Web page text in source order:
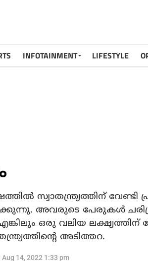
INFOTAINMENT LIFESTYLE
സ്വാതന്ത്ര്യത്തിന്
അവരുടെ പേരുകൾ
ഒരു വലിയ ലക്ഷ്യത്തിന്
അടിത്തറ.
Aug 14, 2022 1:33 pm